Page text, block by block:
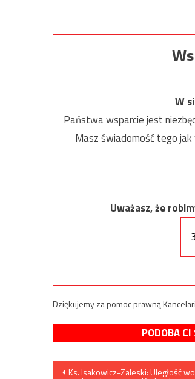
W
Państwa wsparcie jest
Masz świadomość tego
Uważasz, że
Dziękujemy za pomoc prawną
PODOBA
Nawigacja
Ks. Isakowicz-Zaleski: Uległość